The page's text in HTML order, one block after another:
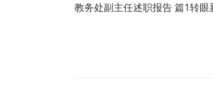
教务处副主任述职报告 篇1转